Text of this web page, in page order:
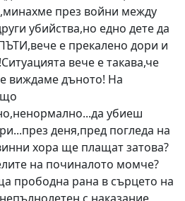
през войни между
убийства,но едно дете да
е прекалено дори и
вече е такава,че
виждаме дъното! На
убиеш
деня,пред погледа на
хора ще плащат затова?
на починалото момче?
прободна рана в сърцето на